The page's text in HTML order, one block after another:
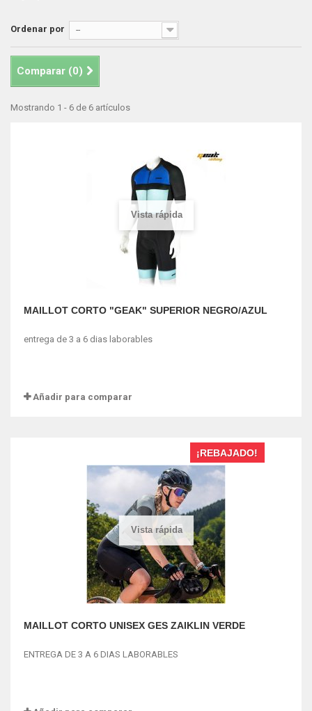
Ordenar por --
Comparar (0)
Mostrando 1 - 6 de 6 artículos
Vista rápida
MAILLOT CORTO "GEAK" SUPERIOR NEGRO/AZUL
entrega de 3 a 6 dias laborables
Añadir para comparar
Vista rápida
¡REBAJADO!
MAILLOT CORTO UNISEX GES ZAIKLIN VERDE
ENTREGA DE 3 A 6 DIAS LABORABLES